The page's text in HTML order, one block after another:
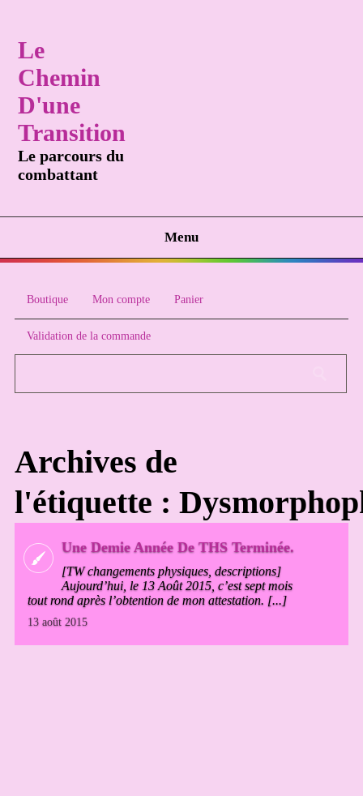
Le
Chemin
D'une
Transition
Le parcours du
combattant
Menu
Boutique Mon compte Panier
Validation de la commande
Archives de
l'étiquette :
Une Demie Année De THS Terminée.
[TW changements physiques, descriptions]
Aujourd’hui, le 13 Août 2015, c’est sept mois
tout rond après l’obtention de mon attestation. [...]
13 août 2015